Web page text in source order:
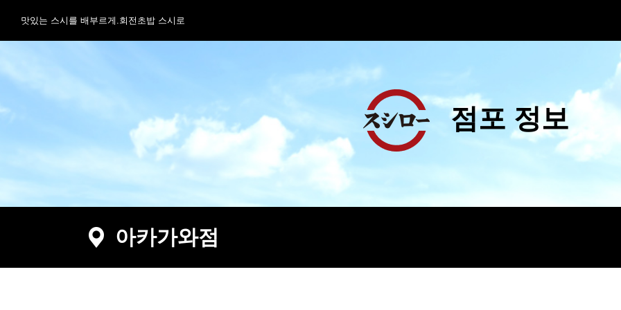
맛있는 스시를 배부르게.회전초밥 스시로
점포 정보
아카가와점